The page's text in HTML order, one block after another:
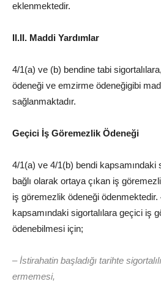
eklenmektedir.
II.II. Maddi Yardımlar
4/1(a) ve (b) bendine tabi
ödeneği ve emzirme ödeneğigibi
sağlanmaktadır.
Geçici İş Göremezlik Ödeneği
4/1(a) ve 4/1(b) bendi kapsamındaki
bağlı olarak ortaya çıkan iş
iş göremezlik ödeneği ödenmektedir.
kapsamındaki sigortalılara geçici iş
ödenebilmesi için;
– İstirahatin başladığı tarihte
ermemesi,